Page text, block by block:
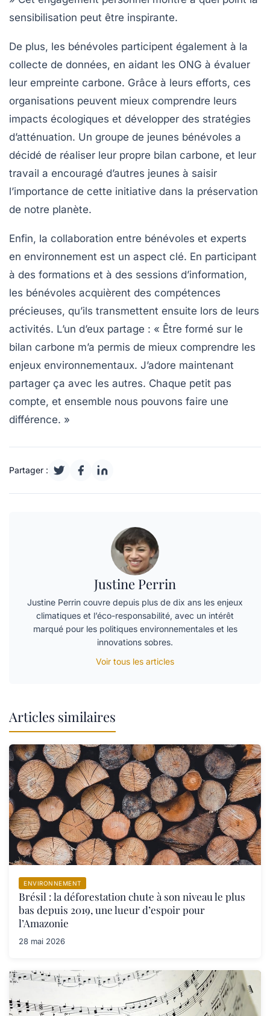
sensibilisation peut être inspirante.
De plus, les bénévoles participent également à la
collecte de données, en aidant les ONG à évaluer
leur empreinte carbone. Grâce à leurs efforts, ces
organisations peuvent mieux comprendre leurs
impacts écologiques et développer des stratégies
d’atténuation. Un groupe de jeunes bénévoles a
décidé de réaliser leur propre bilan carbone, et leur
travail a encouragé d’autres jeunes à saisir
l’importance de cette initiative dans la préservation
de notre planète.
Enfin, la collaboration entre bénévoles et experts
en environnement est un aspect clé. En participant
à des formations et à des sessions d’information,
les bénévoles acquièrent des compétences
précieuses, qu’ils transmettent ensuite lors de leurs
activités. L’un d’eux partage : « Être formé sur le
bilan carbone m’a permis de mieux comprendre les
enjeux environnementaux. J’adore maintenant
partager ça avec les autres. Chaque petit pas
compte, et ensemble nous pouvons faire une
différence. »
Partager :
Justine Perrin
Justine Perrin couvre depuis plus de dix ans les enjeux
climatiques et l’éco-responsabilité, avec un intérêt
marqué pour les politiques environnementales et les
innovations sobres.
Voir tous les articles
Articles similaires
ENVIRONNEMENT
Brésil : la déforestation chute à son niveau le plus
bas depuis 2019, une lueur d’espoir pour
l’Amazonie
28 mai 2026